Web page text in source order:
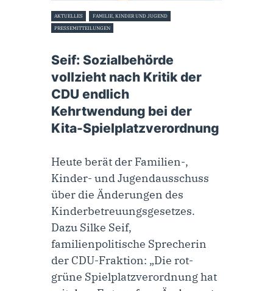
AKTUELLES
FAMILIE, KINDER UND JUGEND
PRESSEMITTEILUNGEN
Seif: Sozialbehörde
vollzieht nach Kritik der
CDU endlich
Kehrtwendung bei der
Kita-Spielplatzverordnung
Heute berät der Familien-,
Kinder- und Jugendausschuss
über die Änderungen des
Kinderbetreuungsgesetzes.
Dazu Silke Seif,
familienpolitische Sprecherin
der CDU-Fraktion: „Die rot-
grüne Spielplatzverordnung hat